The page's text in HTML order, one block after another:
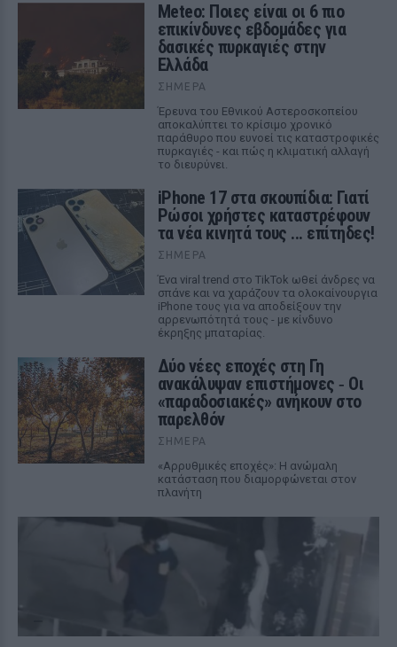
Meteo: Ποιες είναι οι 6 πιο
επικίνδυνες εβδομάδες για
δασικές πυρκαγιές στην
Ελλάδα
ΣΉΜΕΡΑ
Έρευνα του Εθνικού Αστεροσκοπείου
αποκαλύπτει το κρίσιμο χρονικό
παράθυρο που ευνοεί τις καταστροφικές
πυρκαγιές - και πώς η κλιματική αλλαγή
το διευρύνει.
iPhone 17 στα σκουπίδια: Γιατί
Ρώσοι χρήστες καταστρέφουν
τα νέα κινητά τους ... επίτηδες!
ΣΉΜΕΡΑ
Ένα viral trend στο TikTok ωθεί άνδρες να
σπάνε και να χαράζουν τα ολοκαίνουργια
iPhone τους για να αποδείξουν την
αρρενωπότητά τους - με κίνδυνο
έκρηξης μπαταρίας.
Δύο νέες εποχές στη Γη
ανακάλυψαν επιστήμονες ‑ Oι
«παραδοσιακές» ανήκουν στο
παρελθόν
ΣΉΜΕΡΑ
«Αρρυθμικές εποχές»: Η ανώμαλη
κατάσταση που διαμορφώνεται στον
πλανήτη